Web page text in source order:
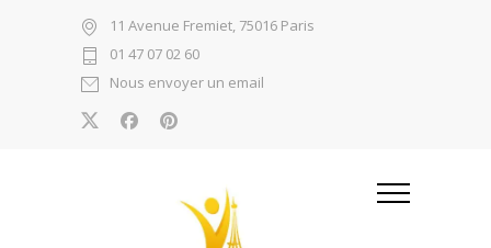
11 Avenue Fremiet, 75016 Paris
01 47 07 02 60
Nous envoyer un email